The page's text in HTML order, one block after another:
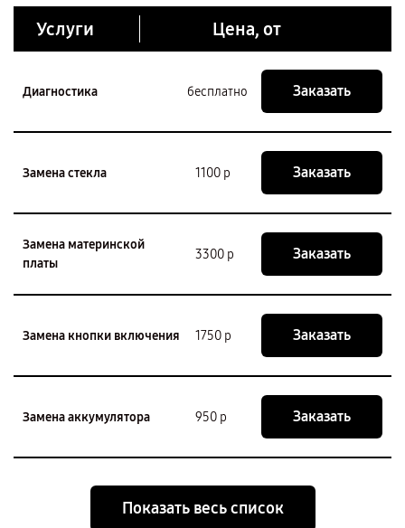
Услуги Цена, от
Диагностика бесплатно Заказать
Замена стекла 1100 р Заказать
Замена материнской
платы
3300 р Заказать
Замена кнопки включения 1750 р Заказать
Замена аккумулятора 950 р Заказать
Показать весь список